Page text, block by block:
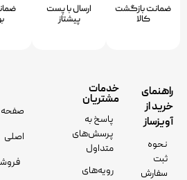
ضمانت بازگشت
کالا
ارسال با پست
پیشتاز
راهنمای
خرید از
آویزساز
نحوه
ثبت
سفارش
خدمات
مشتریان
پاسخ به
پرسش‌های
متداول
رویه‌های
صفحه
اصلی